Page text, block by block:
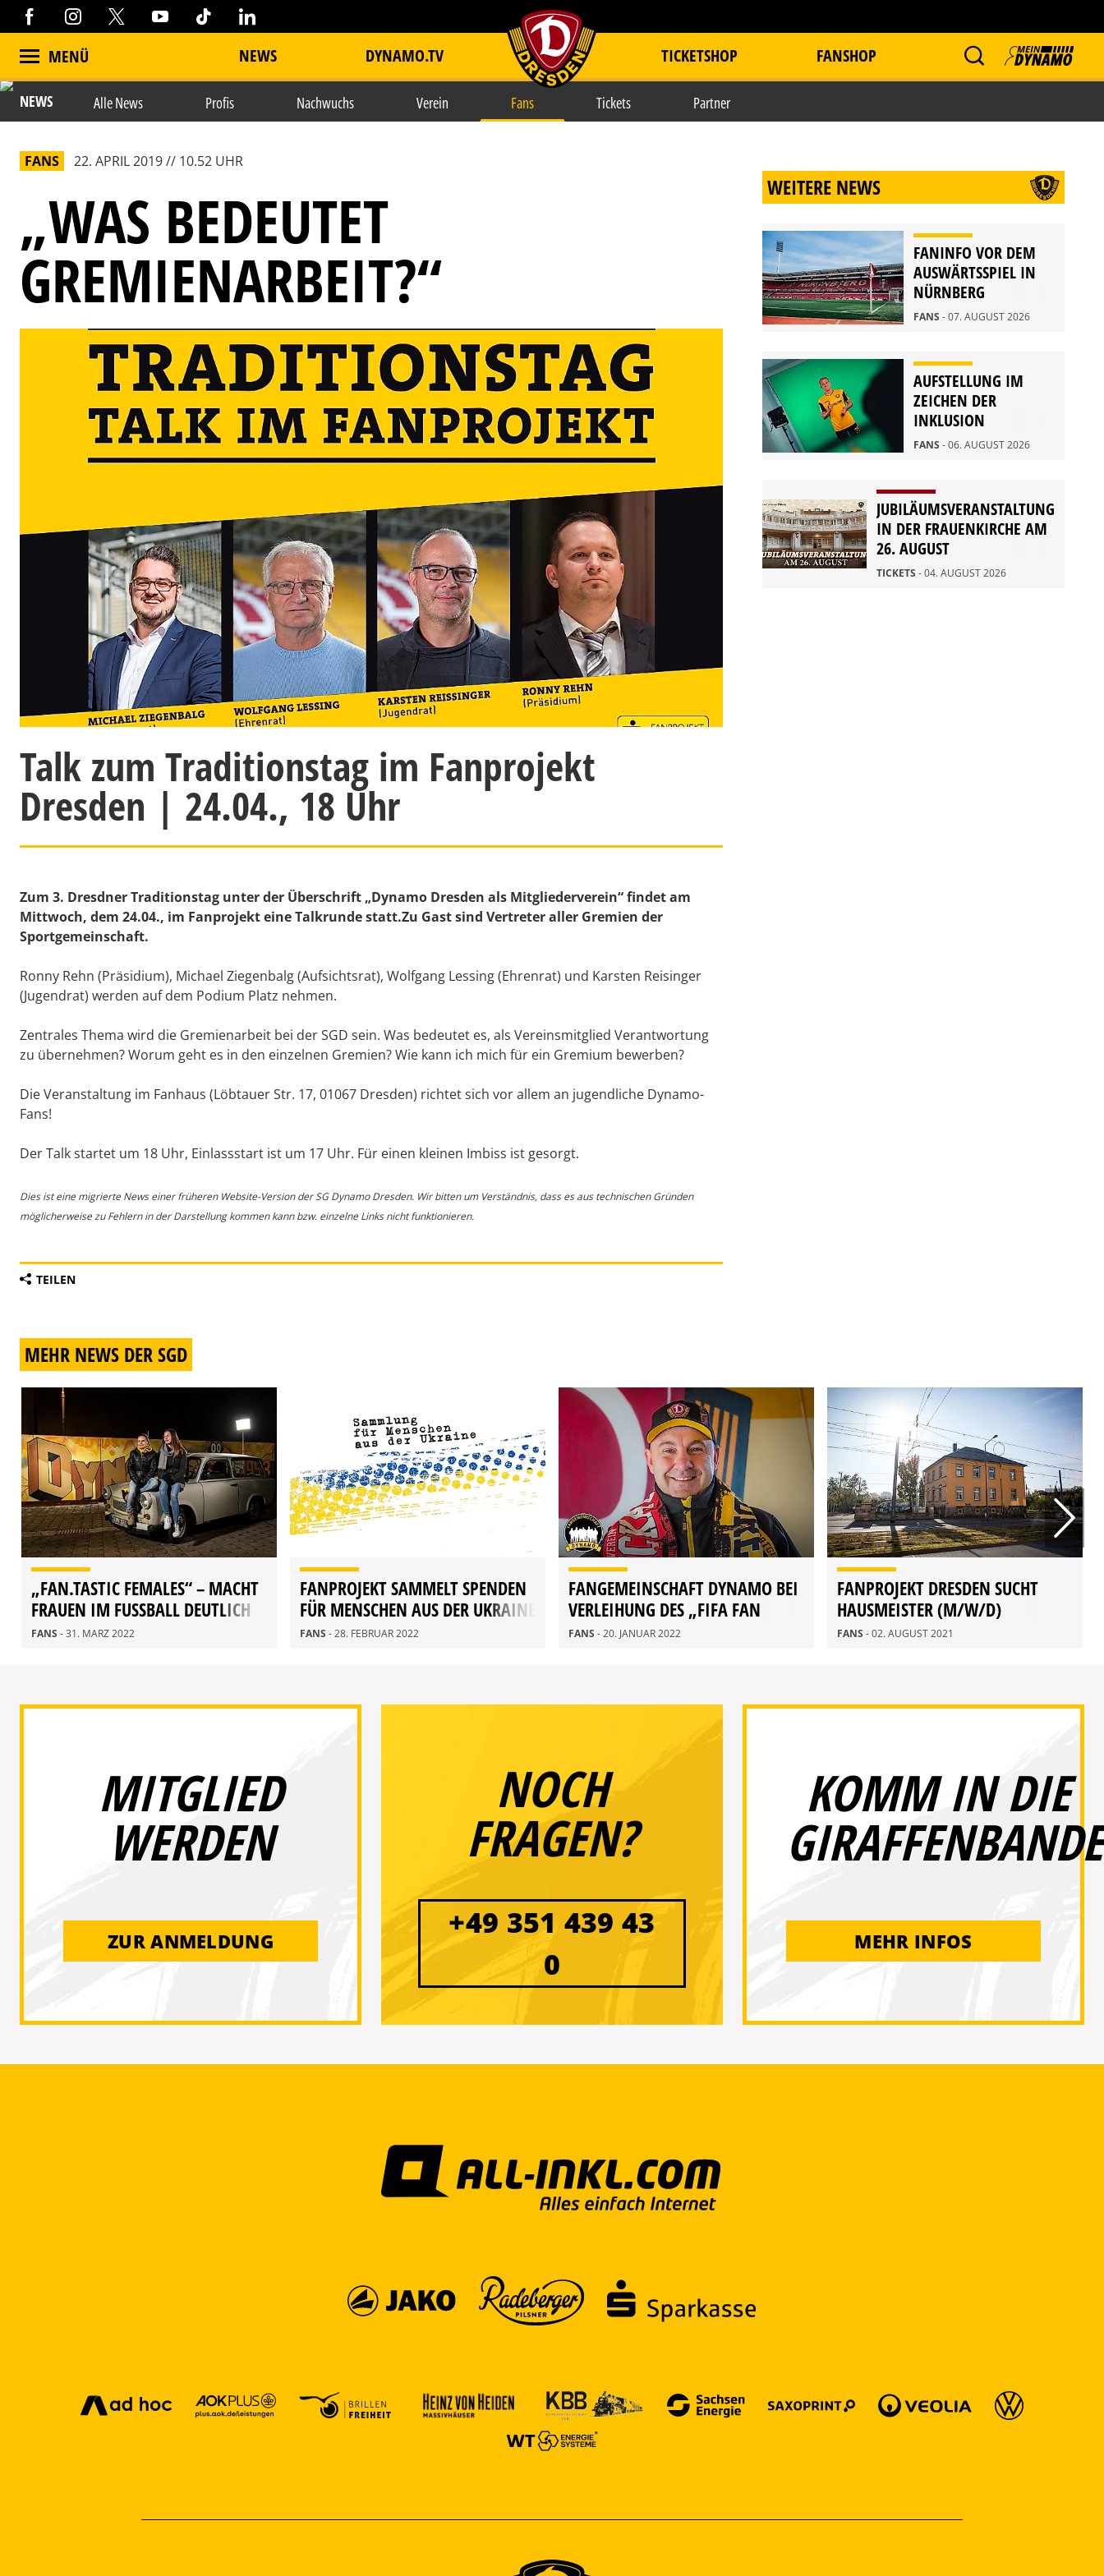
MENÜ NEWS DYNAMO.TV item.title TICKETSHOP FANSHOP
NEWS Alle News Profis Nachwuchs Verein Fans Tickets Partner
FANS 22. APRIL 2019 // 10.52 UHR
„WAS BEDEUTET
GREMIENARBEIT?“
Talk zum Traditionstag im Fanprojekt
Dresden | 24.04., 18 Uhr
Zum 3. Dresdner Traditionstag unter der Überschrift „Dynamo Dresden als Mitgliederverein“ findet am
Mittwoch, dem 24.04., im Fanprojekt eine Talkrunde statt.Zu Gast sind Vertreter aller Gremien der
Sportgemeinschaft.
Ronny Rehn (Präsidium), Michael Ziegenbalg (Aufsichtsrat), Wolfgang Lessing (Ehrenrat) und Karsten Reisinger
(Jugendrat) werden auf dem Podium Platz nehmen.
Zentrales Thema wird die Gremienarbeit bei der SGD sein. Was bedeutet es, als Vereinsmitglied Verantwortung
zu übernehmen? Worum geht es in den einzelnen Gremien? Wie kann ich mich für ein Gremium bewerben?
Die Veranstaltung im Fanhaus (Löbtauer Str. 17, 01067 Dresden) richtet sich vor allem an jugendliche Dynamo-
Fans!
Der Talk startet um 18 Uhr, Einlassstart ist um 17 Uhr. Für einen kleinen Imbiss ist gesorgt.
Dies ist eine migrierte News einer früheren Website-Version der SG Dynamo Dresden. Wir bitten um Verständnis, dass es aus technischen Gründen
möglicherweise zu Fehlern in der Darstellung kommen kann bzw. einzelne Links nicht funktionieren.
TEILEN
WEITERE NEWS
FANINFO VOR DEM
AUSWÄRTSSPIEL IN
NÜRNBERG
FANS - 07. AUGUST 2026
AUFSTELLUNG IM
ZEICHEN DER
INKLUSION
FANS - 06. AUGUST 2026
JUBILÄUMSVERANSTALTUNG
IN DER FRAUENKIRCHE AM
26. AUGUST
TICKETS - 04. AUGUST 2026
MEHR NEWS DER SGD
„FAN.TASTIC FEMALES“ – MACHT
FRAUEN IM FUSSBALL DEUTLICH S
ICHTBARER!
FANS - 31. MÄRZ 2022
FANPROJEKT SAMMELT SPENDEN
FÜR MENSCHEN AUS DER UKRAINE
FANS - 28. FEBRUAR 2022
FANGEMEINSCHAFT DYNAMO BEI
VERLEIHUNG DES „FIFA FAN
AWARD“
FANS - 20. JANUAR 2022
FANPROJEKT DRESDEN SUCHT
HAUSMEISTER (M/W/D)
FANS - 02. AUGUST 2021
MITGLIED
WERDEN
ZUR ANMELDUNG
NOCH
FRAGEN?
+49 351 439 43
0
KOMM IN DIE
GIRAFFENBANDE
MEHR INFOS